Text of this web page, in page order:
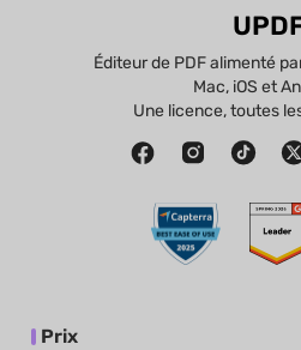
Éditeur de PDF alimenté
Mac, iOS et
Une licence, toutes
Prix